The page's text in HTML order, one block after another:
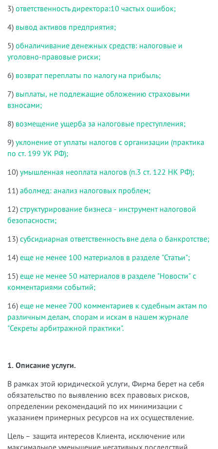
3) ответственность директора:10 частых ошибок;
4) вывод активов предприятия;
5) обналичивание денежных средств: налоговые и
уголовно-правовые риски;
6) возврат переплаты по налогу на прибыль;
7) выплаты, не подлежащие обложению страховыми
взносами;
8) возмещение ущерба за налоговые преступления;
9) уклонение от уплаты налогов с организации (практика
по ст. 199 УК РФ);
10) умышленная неоплата налогов (п.3 ст. 122 НК РФ);
11) аболмед: анализ налоговых проблем;
12) структурирование бизнеса - инструмент налоговой
безопасности;
13) субсидиарная ответственность вне дела о банкротстве;
14) еще не менее 100 материалов в разделе "Статьи";
15) еще не менее 50 материалов в разделе "Новости" с
комментариями событий;
16) еще не менее 700 комментариев к судебным актам по
различным делам, спорам и искам в нашем журнале
"Секреты арбитражной практики".
1. Описание услуги.
В рамках этой юридической услуги, Фирма берет на себя
обязательство по выявлению всех правовых рисков,
определении рекомендаций по их минимизации с
указанием примерных ресурсов на их осуществление.
Цель – защита интересов Клиента, исключение или
максимальное уменьшение негативных последствий